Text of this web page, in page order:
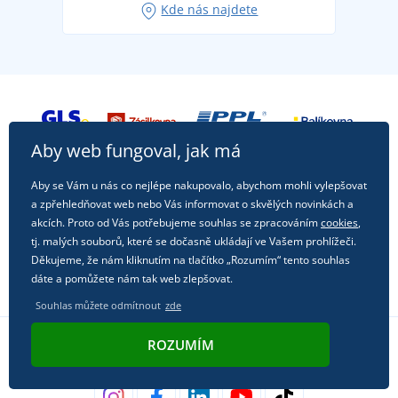
Kde nás najdete
Aby web fungoval, jak má
Aby se Vám u nás co nejlépe nakupovalo, abychom mohli vylepšovat
a zpřehledňovat web nebo Vás informovat o skvělých novinkách a
akcích. Proto od Vás potřebujeme souhlas se zpracovánímcookies,
tj. malých souborů, které se dočasně ukládají ve Vašem prohlížeči.
Děkujeme, že nám kliknutím na tlačítko „Rozumím“ tento souhlas
dáte a pomůžete nám tak web zlepšovat.
Souhlas můžete odmítnout zde
ROZUMÍM